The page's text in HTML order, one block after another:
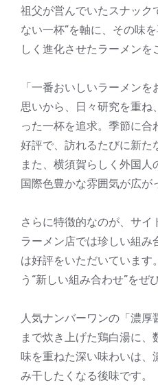
祖父が営んでいたスナック
ない一杯”を軸に、その味
しく進化させたラーメンを
「一番おいしいラーメン
思いから、日々研究を重ね
った一杯を追求。季節に合
好評で、訪れるたびに新た
また、横須賀らしく外国
国際色豊かな雰囲気が広が
さらに特徴的なのが、サイ
ラーメン店では珍しい組み
は好評をいただいています
う“新しい組み合わせ”をぜ
人気ナンバーワンの「濃厚
まで炊き上げた鶏白湯に
味を重ねた深い味わいは、
み干したくなる後味です。